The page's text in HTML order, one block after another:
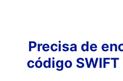
Precisa de
código